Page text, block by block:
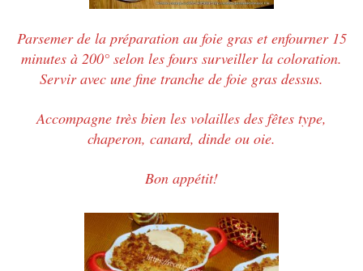
Parsemer de la préparation au foie gras et enfourner 15
minutes à 200° selon les fours surveiller la coloration.
Servir avec une fine tranche de foie gras dessus.
Accompagne très bien les volailles des fêtes type,
chaperon, canard, dinde ou oie.
Bon appétit!